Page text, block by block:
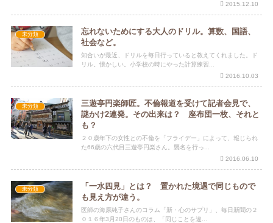
2015.12.10
未分類
忘れないためにする大人のドリル。算数、国語、
社会など。
知合いが最近、ドリルを毎日行っていると教えてくれました。ド
リル。懐かしい。小学校の時にやった計算練習...
2016.10.03
未分類
三遊亭円楽師匠。不倫報道を受けて記者会見で、
謎かけ2連発。その出来は？ 座布団一枚、それと
も？
２０歳年下の女性との不倫を「フライデー」によって、報じられ
た66歳の六代目三遊亭円楽さん。襲名を行っ...
2016.06.10
未分類
「一水四見」とは？ 置かれた境遇で同じもので
も見え方が違う。
医師の海原純子さんのコラム「新・心のサプリ」、毎日新聞の２
０１６年3月20日のものは、「同じことを違...